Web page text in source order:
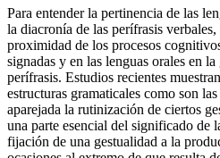
Para entender la pertinencia de las
la diacronía de las perífrasis
proximidad de los procesos
signadas y en las lenguas orales en
perífrasis. Estudios recientes
estructuras gramaticales como son
aparejada la rutinización de ciertos
una parte esencial del significado de
fijación de una gestualidad a la